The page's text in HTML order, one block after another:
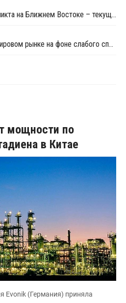
Рынок ПВХ на фоне конфликта на Ближнем Востоке – текущая ситуация и прогноз мирового рынка ПВХ
Цены на ПВХ падают на мировом рынке на фоне слабого спроса и высокого давления на рынки
мощности по
в Китае
Evonik (Германия) приняла